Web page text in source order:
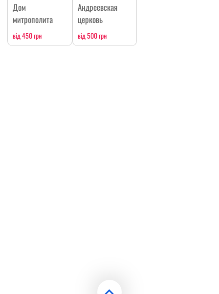
Дом
митрополита
від 450 грн
Андреевская
церковь
від 500 грн